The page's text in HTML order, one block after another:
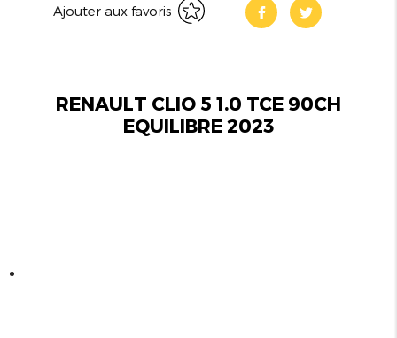
Ajouter aux favoris
RENAULT CLIO 5 1.0 TCE 90CH
EQUILIBRE 2023